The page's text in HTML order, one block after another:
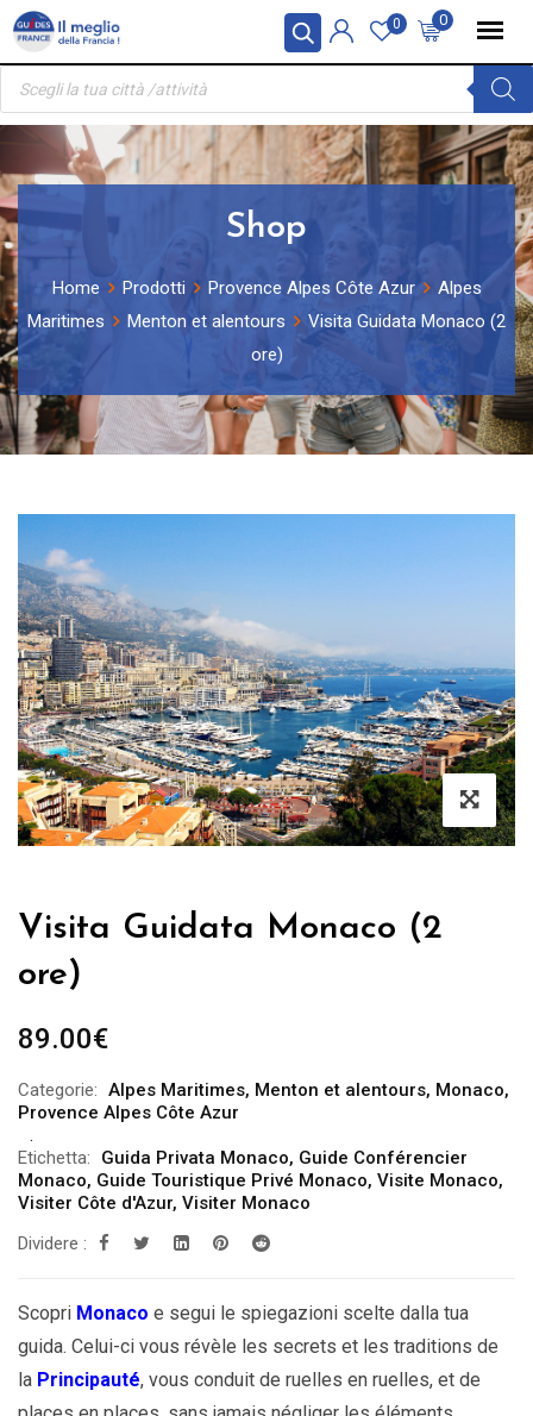
Pannello di gestione dei cookies
Skip
content
0
0
Ricerca
prodotti
Shop
Home Prodotti Provence Alpes Côte Azur
Alpes
Maritimes
Menton et alentours
Visita Guidata Monaco (2
ore)
Visita Guidata Monaco (2
ore)
89.00€
Categorie: Alpes Maritimes, Menton et alentours, Monaco,
Provence Alpes Côte Azur
Etichetta: Guida Privata Monaco, Guide Conférencier
Monaco, Guide Touristique Privé Monaco, Visite Monaco,
Visiter Côte d'Azur, Visiter Monaco
Dividere :
Scopri Monaco e segui le spiegazioni scelte dalla tua
guida. Celui-ci vous révèle les secrets et les traditions de
la Principauté, vous conduit de ruelles en ruelles, et de